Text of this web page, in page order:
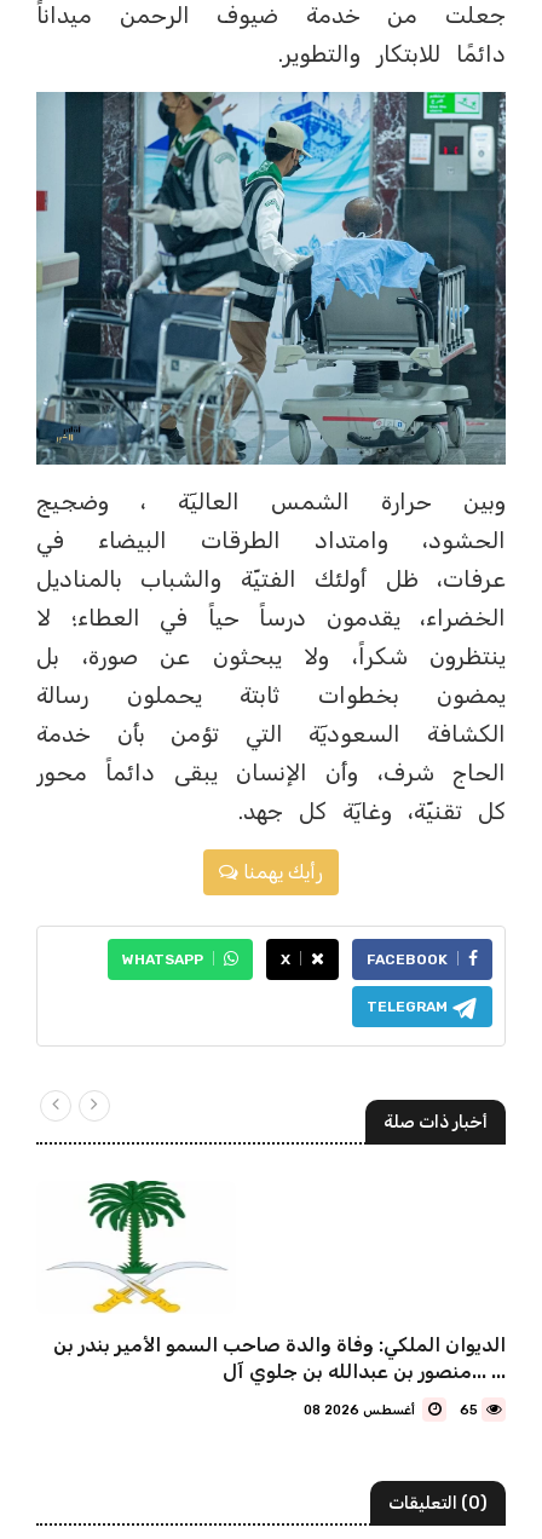
جعلت من خدمة ضيوف الرحمن ميداناً
دائمًا للابتكار والتطوير.
وبين حرارة الشمس العاليٓة ، وضجيج
الحشود، وامتداد الطرقات البيضاء في
عرفات، ظل أولئك الفتيّة والشباب بالمناديل
الخضراء، يقدمون درساً حياً في العطاء؛ لا
ينتظرون شكراً، ولا يبحثون عن صورة، بل
يمضون بخطوات ثابتة يحملون رسالة
الكشافة السعوديٓة التي تؤمن بأن خدمة
الحاج شرف، وأن الإنسان يبقى دائماً محور
كل تقنيّة، وغايٓة كل جهد.
رأيك يهمنا
FACEBOOK
X
WHATSAPP
TELEGRAM
أخبار ذات صلة
الديوان الملكي: وفاة والدة صاحب السمو الأمير بندر بن
منصور بن عبدالله بن جلوي آل... ...
65
(0) التعليقات